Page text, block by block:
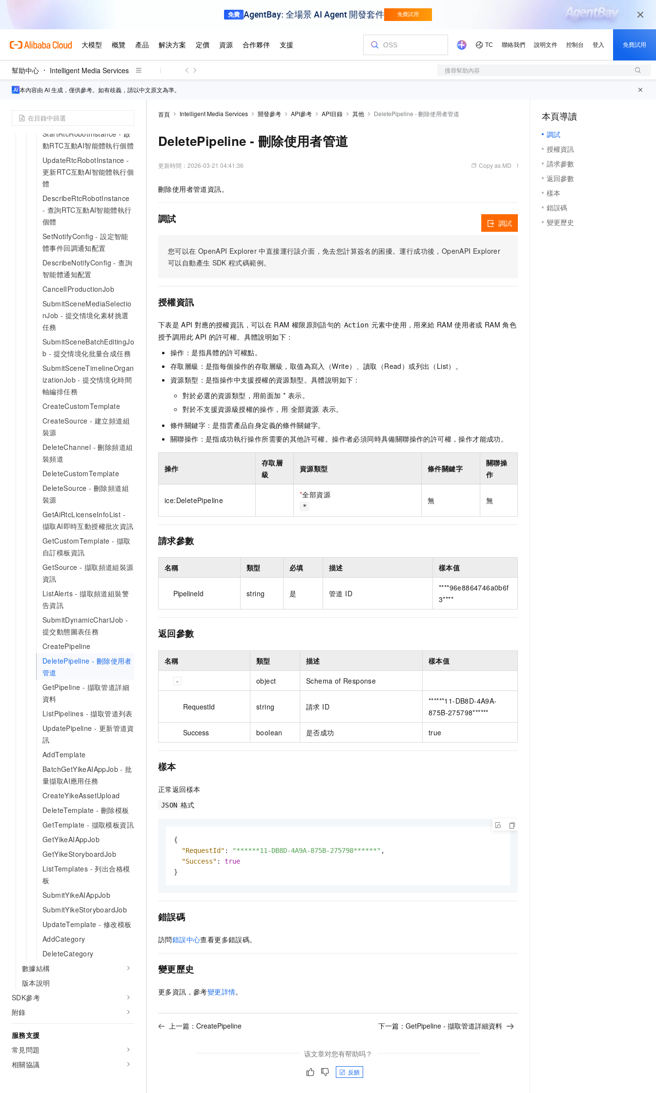
幫助中心 Intelligent Media Services 搜尋幫助內容
本內容由 AI 生成，僅供參考。如有歧義，請以中文原文為準。
素材中心
儲存地址清單
SearchEditingProject - 搜尋
雲剪輯工程
止RTC互動AI智能體執行個體
StartRtcRobotInstance - 啟
動RTC互動AI智能體執行個體
UpdateRtcRobotInstance -
更新RTC互動AI智能體執行個
體
DescribeRtcRobotInstance
- 查詢RTC互動AI智能體執行
個體
SetNotifyConfig - 設定智能
體事件回調通知配置
DescribeNotifyConfig - 查詢
智能體通知配置
CancelIProductionJob
SubmitSceneMediaSelectio
nJob - 提交情境化素材挑選
任務
SubmitSceneBatchEditingJo
b - 提交情境化批量合成任務
SubmitSceneTimelineOrgan
izationJob - 提交情境化時間
軸編排任務
CreateCustomTemplate
CreateSource - 建立頻道組
裝源
DeleteChannel - 刪除頻道組
裝頻道
DeleteCustomTemplate
DeleteSource - 刪除頻道組
裝源
GetAiRtcLicenseInfoList -
擷取AI即時互動授權批次資訊
GetCustomTemplate - 擷取
自訂模板資訊
GetSource - 擷取頻道組裝源
資訊
ListAlerts - 擷取頻道組裝警
告資訊
SubmitDynamicChartJob -
提交動態圖表任務
CreatePipeline
DeletePipeline - 刪除使用者
管道
GetPipeline - 擷取管道詳細
資料
ListPipelines - 擷取管道列表
UpdatePipeline - 更新管道資
訊
AddTemplate
BatchGetYikeAIAppJob - 批
量擷取AI應用任務
CreateYikeAssetUpload
DeleteTemplate - 刪除模板
GetTemplate - 擷取模板資訊
GetYikeAIAppJob
GetYikeStoryboardJob
ListTemplates - 列出合格模
板
SubmitYikeAIAppJob
SubmitYikeStoryboardJob
UpdateTemplate - 修改模板
AddCategory
DeleteCategory
數據結構
版本說明
SDK參考
附錄
服務支援
常見問題
相關協議
首頁 Intelligent Media Services 開發參考 API參考 API目錄 其他 DeletePipeline - 刪除使用者管道
DeletePipeline - 刪除使用者管道
更新時間： 2026-03-21 04:41:36 Copy as MD
刪除使用者管道資訊。
調試
您可以在 OpenAPI Explorer 中直接運行該介面，免去您計算簽名的困擾。運行成功後，OpenAPI Explorer
可以自動產生 SDK 程式碼範例。
調試
授權資訊
下表是 API 對應的授權資訊，可以在 RAM 權限原則語句的 Action 元素中使用，用來給 RAM 使用者或 RAM 角色
授予調用此 API 的許可權。具體說明如下：
操作：是指具體的許可權點。
存取層級：是指每個操作的存取層級，取值為寫入（Write）、讀取（Read）或列出（List）。
資源類型：是指操作中支援授權的資源類型。具體說明如下：
對於必選的資源類型，用前面加 * 表示。
對於不支援資源級授權的操作，用 全部資源 表示。
條件關鍵字：是指雲產品自身定義的條件關鍵字。
關聯操作：是指成功執行操作所需要的其他許可權。操作者必須同時具備關聯操作的許可權，操作才能成功。
操作
存取層
級
資源類型 條件關鍵字
關聯操
作
ice:DeletePipeline
*全部資源
*
無 無
請求參數
名稱 類型 必填 描述 樣本值
PipelineId string 是 管道 ID
****96e8864746a0b6f
3****
返回參數
名稱 類型 描述 樣本值
object Schema of Response
RequestId string 請求 ID
******11-DB8D-4A9A-
875B-275798******
Success boolean 是否成功 true
樣本
正常返回樣本
JSON 格式
{
"RequestId" : "******11-DB8D-4A9A-875B-275798******" ,
"Success" :
true
}
錯誤碼
訪問錯誤中心查看更多錯誤碼。
變更歷史
更多資訊，參考變更詳情。
上一篇： CreatePipeline 下一篇： GetPipeline - 擷取管道詳細資料
该文章对您有帮助吗？
反饋
本頁導讀
調試
授權資訊
請求參數
返回參數
樣本
錯誤碼
變更歷史